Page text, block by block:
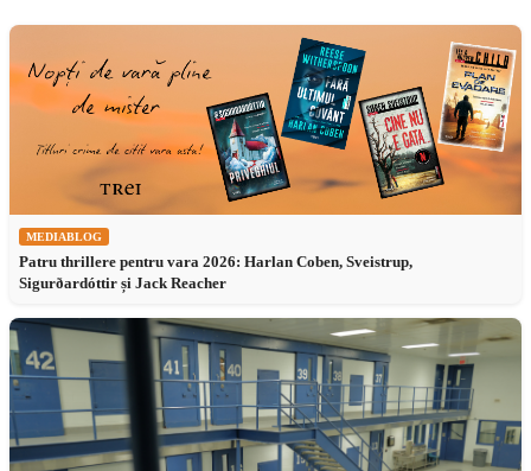
MEDIABLOG
Patru thrillere pentru vara 2026: Harlan Coben, Sveistrup,
Sigurðardóttir și Jack Reacher